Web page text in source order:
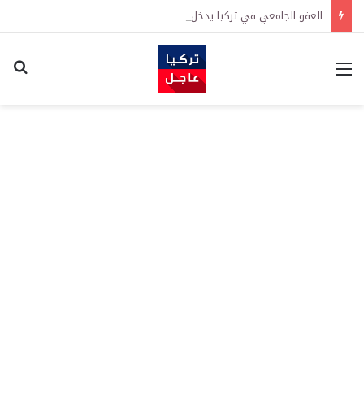
العفو الجامعي في تركيا يدخل حيز التنفيذ رسمياً
القائمة